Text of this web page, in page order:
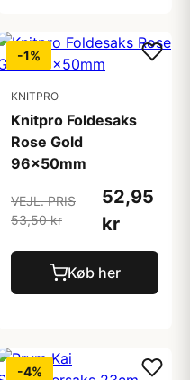
-1%
KNITPRO
Knitpro Foldesaks
Rose Gold
96x50mm
VEJL. PRIS
53,50 kr
52,95
kr
Køb her
-4%